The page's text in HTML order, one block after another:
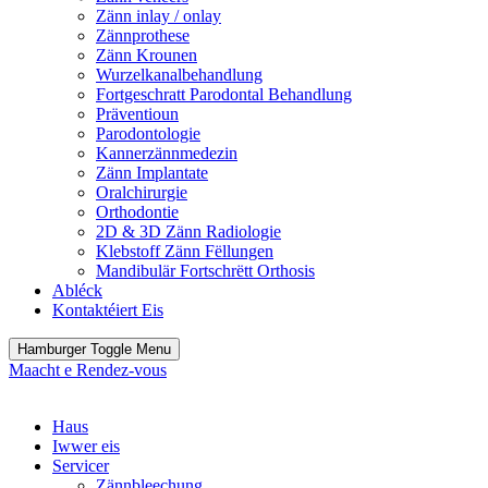
Zänn inlay / onlay
Zännprothese
Zänn Krounen
Wurzelkanalbehandlung
Fortgeschratt Parodontal Behandlung
Präventioun
Parodontologie
Kannerzännmedezin
Zänn Implantate
Oralchirurgie
Orthodontie
2D & 3D Zänn Radiologie
Klebstoff Zänn Fëllungen
Mandibulär Fortschrëtt Orthosis
Abléck
Kontaktéiert Eis
Hamburger Toggle Menu
Maacht e Rendez-vous
Haus
Iwwer eis
Servicer